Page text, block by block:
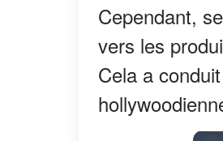
Cependant,
vers les
Cela a